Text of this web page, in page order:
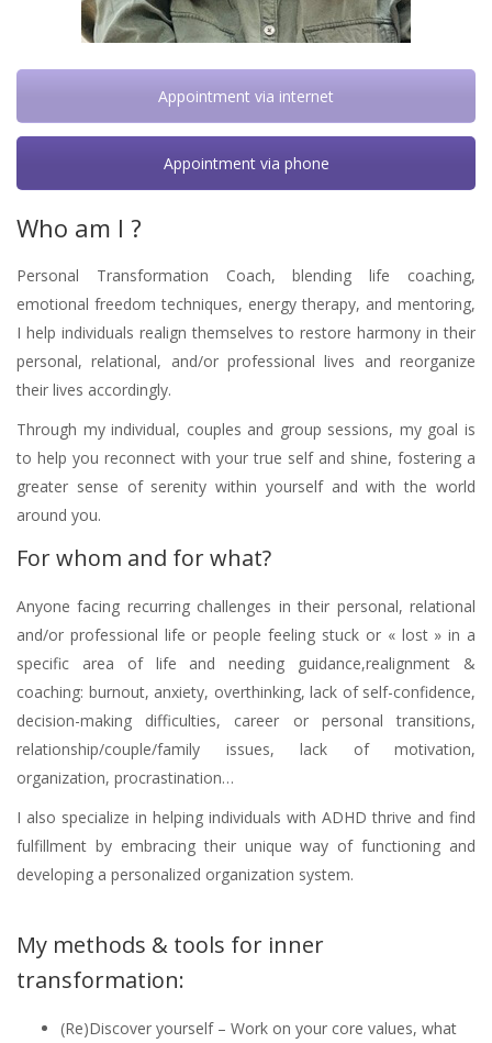
Who am I ?
Personal Transformation Coach, blending life coaching,
emotional freedom techniques, energy therapy, and mentoring,
I help individuals realign themselves to restore harmony in their
personal, relational, and/or professional lives and reorganize
their lives accordingly.
Through my individual, couples and group sessions, my goal is
to help you reconnect with your true self and shine, fostering a
greater sense of serenity within yourself and with the world
around you.
For whom and for what?
Anyone facing recurring challenges in their personal, relational
and/or professional life or people feeling stuck or « lost » in a
specific area of life and needing guidance,realignment &
coaching: burnout, anxiety, overthinking, lack of self-confidence,
decision-making difficulties, career or personal transitions,
relationship/couple/family issues, lack of motivation,
organization, procrastination…
I also specialize in helping individuals with ADHD thrive and find
fulfillment by embracing their unique way of functioning and
developing a personalized organization system.
Appointment via internet
Appointment via phone
My methods & tools for inner
transformation:
(Re)Discover yourself – Work on your core values, what